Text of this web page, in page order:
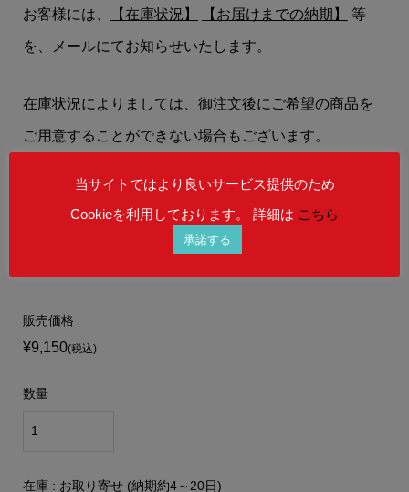
お客様には、 【在庫状況】 【お届けまでの納期】 等
を、メールにてお知らせいたします。
在庫状況によりましては、御注文後にご希望の商品を
ご用意することができない場合もございます。
販売価格
¥9,150(税込)
数量
在庫 : お取り寄せ (納期約4～20日)
当サイトではより良いサービス提供のため
Cookieを利用しております。 詳細は こちら
承諾する